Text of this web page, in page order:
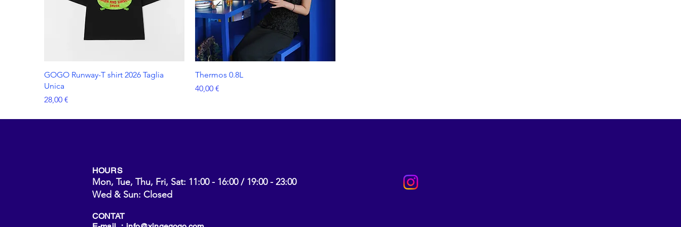
GOGO Runway-T shirt 2026 Taglia
Unica
Prezzo
28,00 €
Thermos 0.8L
Prezzo
40,00 €
HOURS
Mon, Tue, Thu, Fri, Sat: 11:00 - 16:00 / 19:00 - 23:00
Wed & Sun: Closed
CONTAT